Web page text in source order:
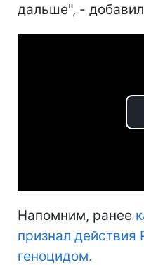
дальше", -
Напомним, ранее
признал действия
геноцидом.